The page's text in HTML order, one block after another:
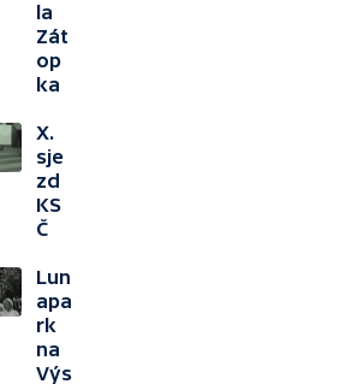
la
Zát
op
ka
X.
sje
zd
KS
Č
Lun
apa
rk
na
Výs